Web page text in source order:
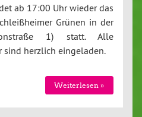
ab 17:00 Uhr wieder das
Grünen in der
1) statt. Alle
sind herzlich eingeladen.
Weiterlesen »